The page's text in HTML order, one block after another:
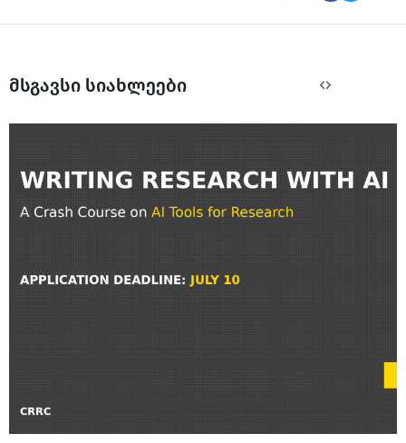
მსგავსი სიახლეები